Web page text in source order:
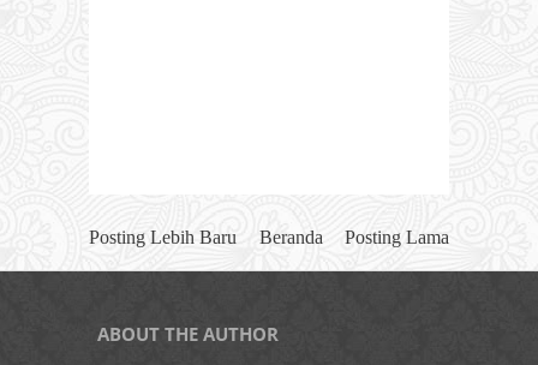
Posting Lebih Baru Posting Lama
Beranda
ABOUT THE AUTHOR